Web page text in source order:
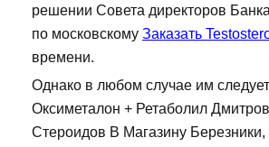
решении Совета директоров
по московскому Заказать
времени.
Однако в любом случае им
Оксиметалон + Ретаболил
Стероидов В Магазину Березники,